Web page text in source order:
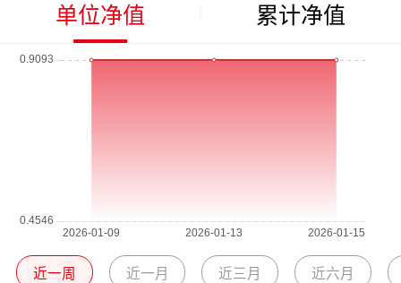
单位净值 累计净值
近一周 近一月 近三月 近六月